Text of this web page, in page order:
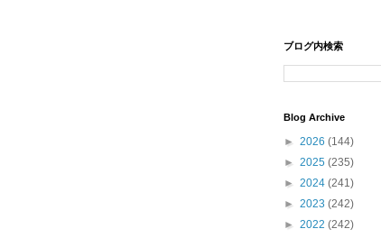
ブログ内検索
Blog Archive
► 2026 (144)
► 2025 (235)
► 2024 (241)
► 2023 (242)
► 2022 (242)